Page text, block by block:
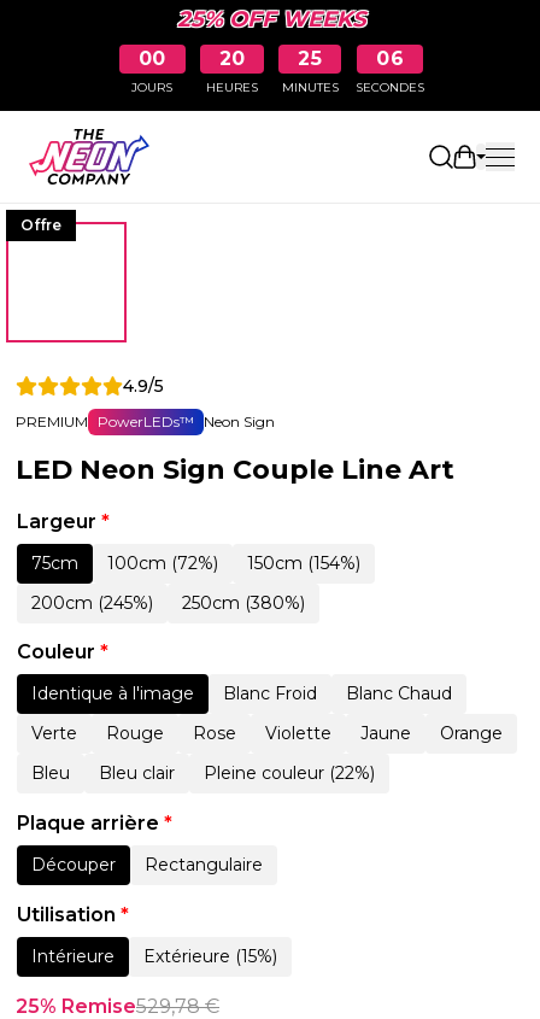
25% OFF WEEKS
00
JOURS
20
HEURES
25
MINUTES
05
SECONDES
Ouvrir
Offre
4.9/5
PREMIUM PowerLEDs™ Neon Sign
LED Neon Sign Couple Line Art
Largeur *
75cm 100cm (72%)
150cm (154%)
200cm (245%)
250cm (380%)
Couleur *
Identique à l'image Blanc Froid
Blanc Chaud
Verte
Rouge Rose Violette Jaune
Orange
Bleu
Bleu clair Pleine couleur (22%)
Plaque arrière *
Découper Rectangulaire
Utilisation *
Intérieure Extérieure (15%)
25% Remise529,78€